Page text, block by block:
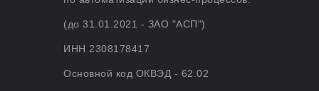
(до 31.01.2021 - ЗАО "АСП")
ИНН 2308178417
Основной код ОКВЭД - 62.02